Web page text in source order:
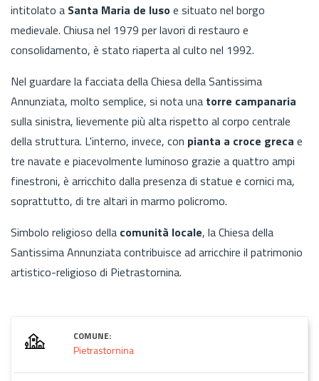
intitolato a Santa Maria de Iusoe situato nel borgo
medievale. Chiusa nel 1979 per lavori di restauro e
consolidamento, è stato riaperta al culto nel 1992.
Nel guardare la facciata della Chiesa della Santissima
Annunziata, molto semplice, si nota una torre campanaria
sulla sinistra, lievemente più alta rispetto al corpo centrale
della struttura. L'interno, invece, con pianta a croce greca e
tre navate e piacevolmente luminoso grazie a quattro ampi
finestroni, è arricchito dalla presenza di statue e cornici ma,
soprattutto, di tre altari in marmo policromo.
Simbolo religioso della comunità locale, la Chiesa della
Santissima Annunziata contribuisce ad arricchire il patrimonio
artistico-religioso di Pietrastornina.
COMUNE:
Pietrastornina